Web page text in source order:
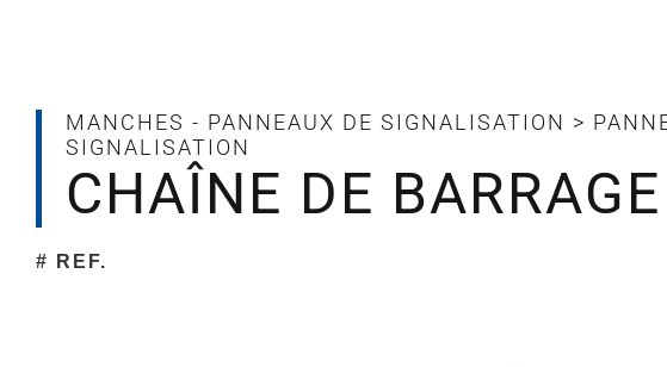
MANCHES - PANNEAUX DE SIGNALISATION >
SIGNALISATION
CHAÎNE DE
# REF.